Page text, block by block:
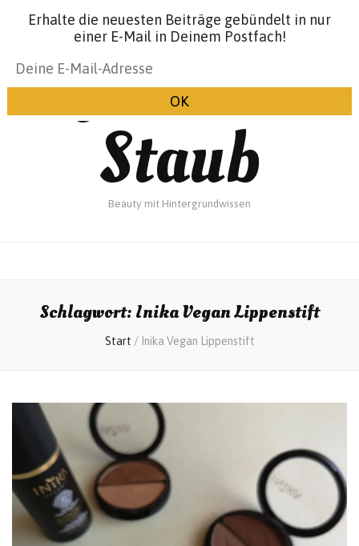
Glanz &
Staub
Beauty mit Hintergrundwissen
Schlagwort: Inika Vegan Lippenstift
Start / Inika Vegan Lippenstift
Erhalte die neuesten Beiträge gebündelt in nur
einer E-Mail in Deinem Postfach!